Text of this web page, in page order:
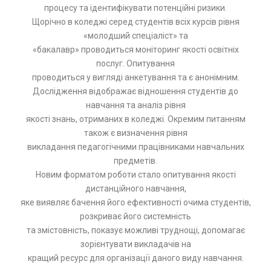
процесу та ідентифікувати потенційні ризики.
Щорічно в коледжі серед студентів всіх курсів рівня
«молодший спеціаліст» та
«бакалавр» проводиться моніторинг якості освітніх
послуг. Опитування
проводиться у вигляді анкетування та є анонімним.
Дослідження відображає відношення студентів до
навчання та аналіз рівня
якості знань, отриманих в коледжі. Окремим питанням
також є визначення рівня
викладання педагогічними працівниками навчальних
предметів.
Новим форматом роботи стало опитування якості
дистанційного навчання,
яке виявляє бачення його ефективності очима студентів,
розкриває його системність
та змістовність, показує можливі труднощі, допомагає
зорієнтувати викладачів на
кращий ресурс для організації даного виду навчання.